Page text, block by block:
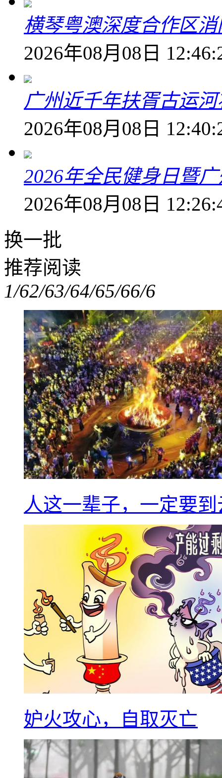
横琴粤澳深度合作区
2026年08月08日
广州近千年扶胥古运
2026年08月08日
2026年全民健身日暨
2026年08月08日
换一批
推荐阅读
1/62/63/64/65/66/6
人这一辈子，一定要
妒火攻心，自取灭亡